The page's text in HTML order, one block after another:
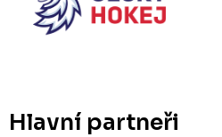
Hlavní partneři